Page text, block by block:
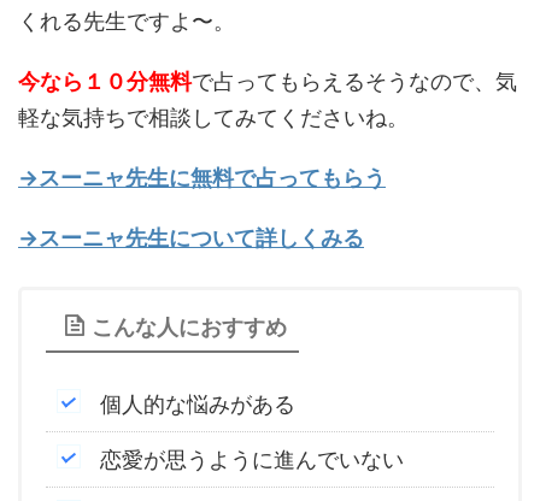
くれる先生ですよ〜。
今なら１０分無料で占ってもらえるそうなので、気
軽な気持ちで相談してみてくださいね。
→スーニャ先生に無料で占ってもらう
→スーニャ先生について詳しくみる
こんな人におすすめ
個人的な悩みがある
恋愛が思うように進んでいない